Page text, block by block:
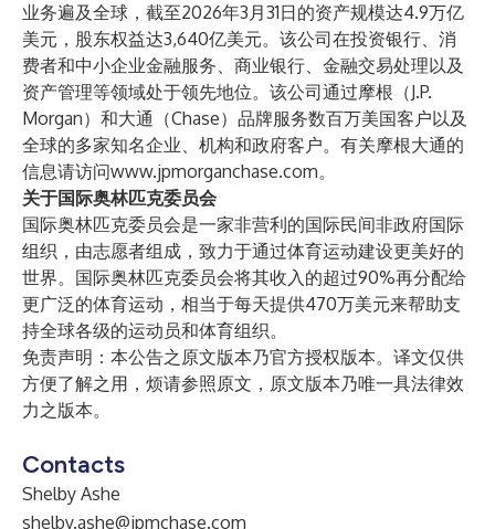
业务遍及全球，截至2026年3月31日的资产规模达4.9万亿
美元，股东权益达3,640亿美元。该公司在投资银行、消
费者和中小企业金融服务、商业银行、金融交易处理以及
资产管理等领域处于领先地位。该公司通过摩根（J.P.
Morgan）和大通（Chase）品牌服务数百万美国客户以及
全球的多家知名企业、机构和政府客户。有关摩根大通的
信息请访问www.jpmorganchase.com。
关于国际奥林匹克委员会
国际奥林匹克委员会是一家非营利的国际民间非政府国际
组织，由志愿者组成，致力于通过体育运动建设更美好的
世界。国际奥林匹克委员会将其收入的超过90%再分配给
更广泛的体育运动，相当于每天提供470万美元来帮助支
持全球各级的运动员和体育组织。
免责声明：本公告之原文版本乃官方授权版本。译文仅供
方便了解之用，烦请参照原文，原文版本乃唯一具法律效
力之版本。
Contacts
Shelby Ashe
shelby.ashe@jpmchase.com